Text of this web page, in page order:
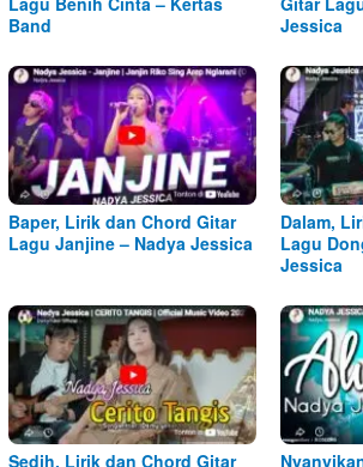
Band
Jessica
Baper, Lirik dan Chord Gitar
Lagu Janjine – Nadya Jessica
Dalam,
Lagu
Jessica
Sedih, Lirik dan Chord Gitar